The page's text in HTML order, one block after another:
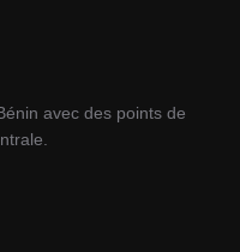
avec des points de